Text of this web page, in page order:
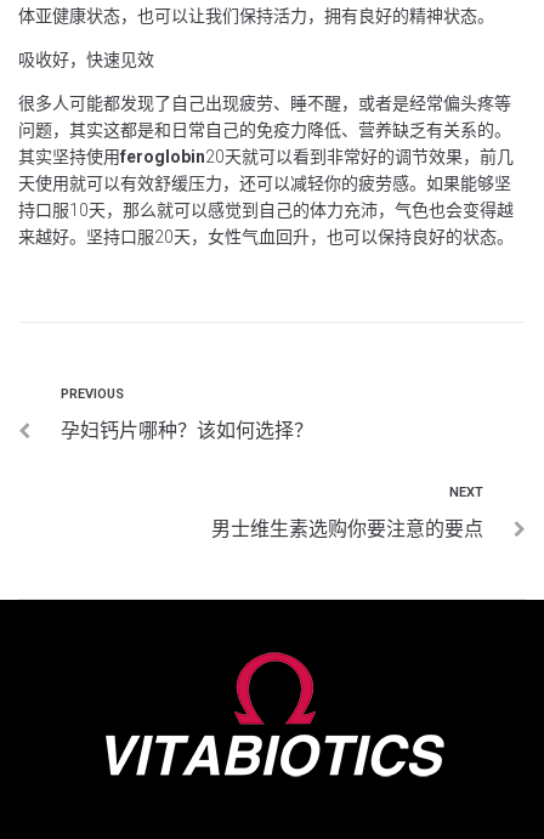
体亚健康状态，也可以让我们保持活力，拥有良好的精神状态。
吸收好，快速见效
很多人可能都发现了自己出现疲劳、睡不醒，或者是经常偏头疼等
问题，其实这都是和日常自己的免疫力降低、营养缺乏有关系的。
其实坚持使用feroglobin20天就可以看到非常好的调节效果，前几
天使用就可以有效舒缓压力，还可以减轻你的疲劳感。如果能够坚
持口服10天，那么就可以感觉到自己的体力充沛，气色也会变得越
来越好。坚持口服20天，女性气血回升，也可以保持良好的状态。
PREVIOUS
孕妇钙片哪种？该如何选择？
NEXT
男士维生素选购你要注意的要点